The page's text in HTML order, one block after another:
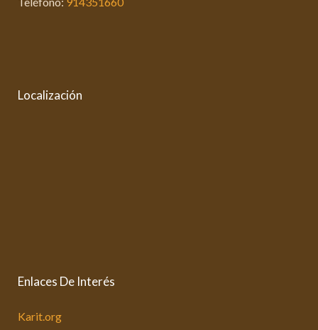
Localización
Enlaces De Interés
Karit.org